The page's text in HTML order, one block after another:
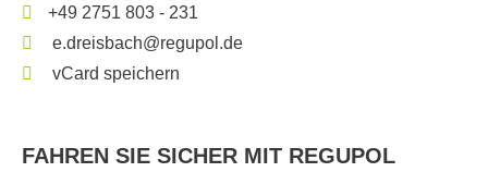
+49 2751 803 - 231
e.dreisbach@regupol.de
vCard speichern
FAHREN SIE SICHER MIT REGUPOL